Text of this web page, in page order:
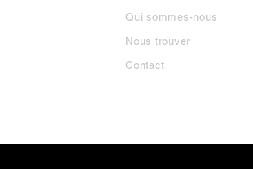
Qui sommes-nous
Nous trouver
Contact